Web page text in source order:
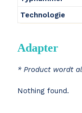
Technologie
Adapter
* Product wordt
Nothing found.